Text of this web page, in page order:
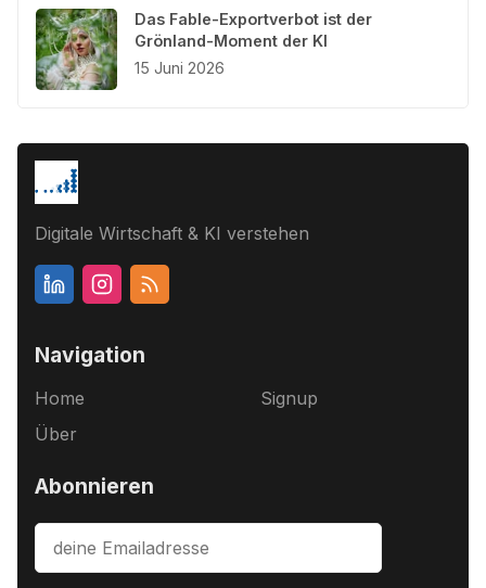
Das Fable-Exportverbot ist der
Grönland-Moment der KI
15 Juni 2026
Digitale Wirtschaft & KI verstehen
Navigation
Home
Über
Signup
Abonnieren